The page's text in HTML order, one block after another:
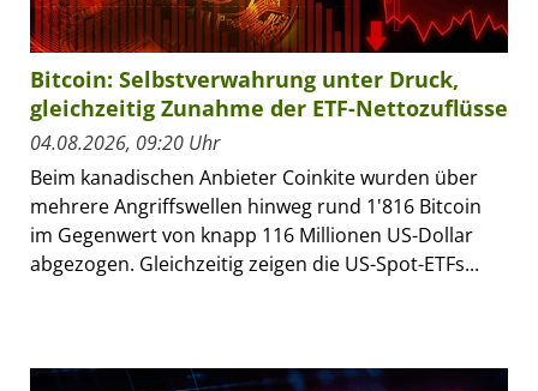
Bitcoin: Selbstverwahrung unter Druck,
gleichzeitig Zunahme der ETF-Nettozuflüsse
04.08.2026, 09:20 Uhr
Beim kanadischen Anbieter Coinkite wurden über
mehrere Angriffswellen hinweg rund 1'816 Bitcoin
im Gegenwert von knapp 116 Millionen US-Dollar
abgezogen. Gleichzeitig zeigen die US-Spot-ETFs...